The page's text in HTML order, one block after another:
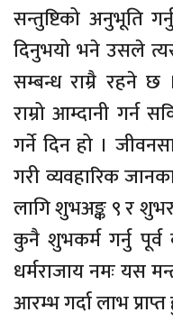
सन्तुष्टिको अनुभूति
दिनुभयो भने उसले
सम्बन्ध राम्रै रहने छ
राम्रो आम्दानी गर्न
गर्ने दिन हो ।
गरी व्यवहारिक
लागि शुभअङ्क ९ र
कुनै शुभकर्म गर्नु
धर्मराजाय नमः यस
आरम्भ गर्दा लाभ